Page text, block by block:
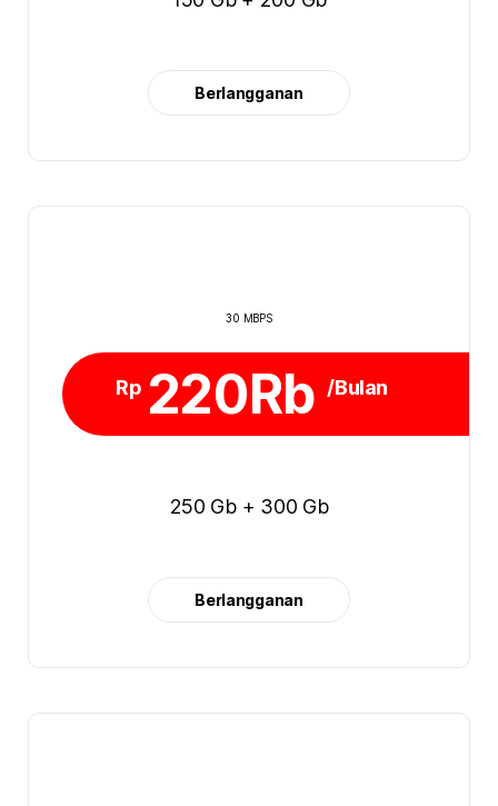
Berlangganan
30 MBPS
Rp 220Rb /Bulan
250 Gb + 300 Gb
Berlangganan